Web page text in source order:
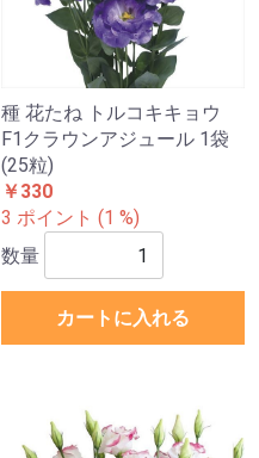
種 花たね トルコキキョウ
F1クラウンアジュール 1袋
(25粒)
￥330
3 ポイント (1 %)
数量
カートに入れる